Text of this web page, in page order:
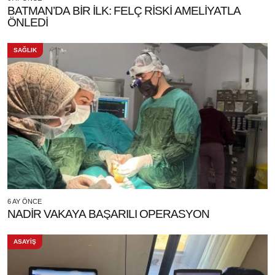
BATMAN’DA BİR İLK: FELÇ RİSKİ AMELİYATLA
ÖNLEDİ
SAĞLIK
6 AY ÖNCE
NADİR VAKAYA BAŞARILI OPERASYON
ASAYİŞ